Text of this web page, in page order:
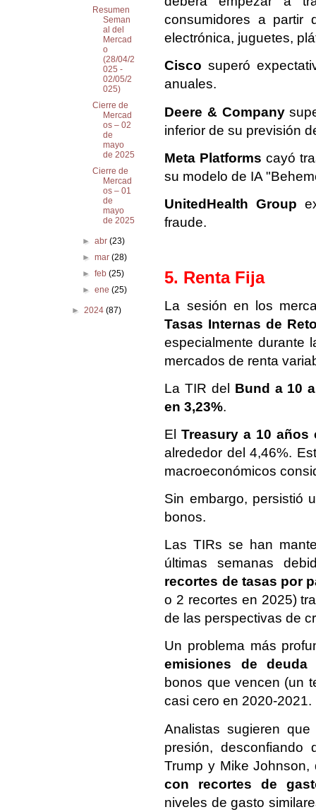
consumidores a partir
electrónica, juguetes,
Cisco superó
anuales.
Deere & Company
inferior de su previsión
Meta Platforms cayó
su modelo de IA
UnitedHealth Group
fraude.
5. Renta Fija
La sesión en los
Tasas Internas de
especialmente durante
mercados de renta
La TIR del Bund a 10
en 3,23%.
ElTreasury a 10
alrededor del 4,46%.
macroeconómicos
Sin embargo, persistió
bonos.
Las TIRs se han
últimas semanas
recortes de tasas por
o 2 recortes en 2025)
de las perspectivas de
Un problema más
emisiones de deuda
bonos que vencen (un
casi cero en 2020-2021.
Analistas sugieren
presión, desconfiando
Trump y Mike
con recortes de
niveles de gasto
Resumen
Seman
al del
Mercad
o
(28/04/2
025 -
02/05/2
025)
Cierre de
Mercad
os – 02
de
mayo
de 2025
Cierre de
Mercad
os – 01
de
mayo
de 2025
► abr (23)
► mar (28)
► feb (25)
► ene (25)
►2024(87)